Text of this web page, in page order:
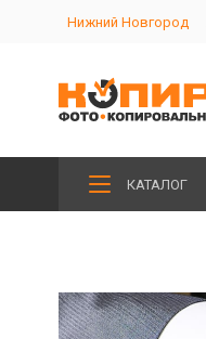
Нижний Новгород
КАТАЛОГ